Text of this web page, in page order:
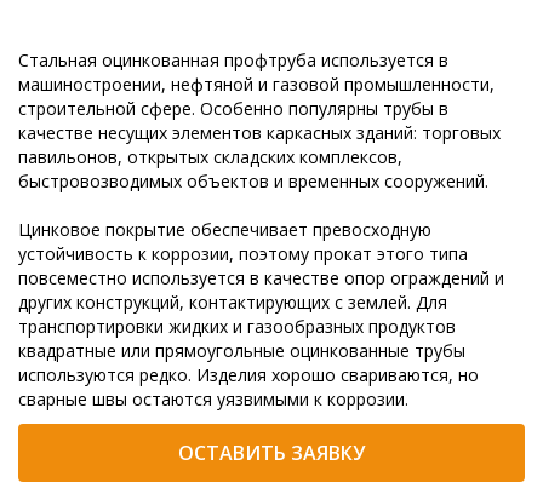
Стальная оцинкованная профтруба используется в
машиностроении, нефтяной и газовой промышленности,
строительной сфере. Особенно популярны трубы в
качестве несущих элементов каркасных зданий: торговых
павильонов, открытых складских комплексов,
быстровозводимых объектов и временных сооружений.
Цинковое покрытие обеспечивает превосходную
устойчивость к коррозии, поэтому прокат этого типа
повсеместно используется в качестве опор ограждений и
других конструкций, контактирующих с землей. Для
транспортировки жидких и газообразных продуктов
квадратные или прямоугольные оцинкованные трубы
используются редко. Изделия хорошо свариваются, но
сварные швы остаются уязвимыми к коррозии.
ОСТАВИТЬ ЗАЯВКУ